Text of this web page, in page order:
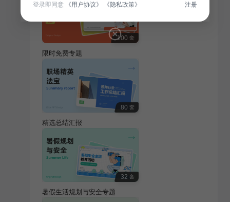
100 套
限时免费专题
80 套
精选总结汇报
32 套
暑假生活规划与安全专题
登录即同意 《用户协议》 《隐私政策》 注册